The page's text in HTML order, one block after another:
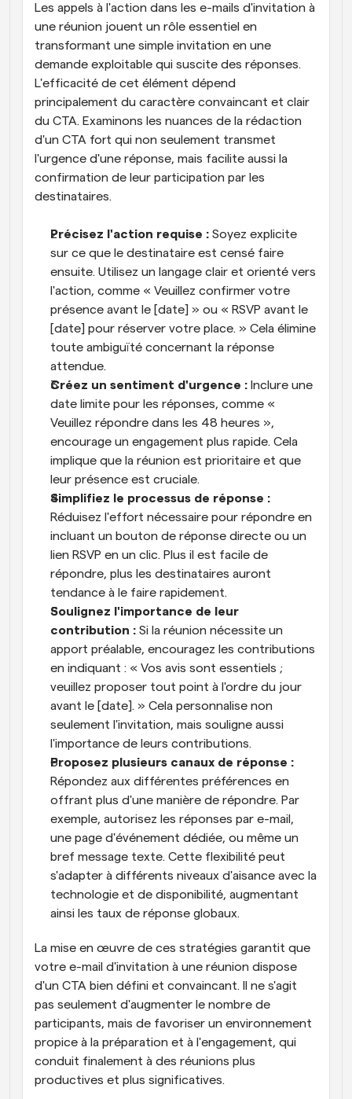
Les appels à l'action dans les e-mails d'invitation à
une réunion jouent un rôle essentiel en
transformant une simple invitation en une
demande exploitable qui suscite des réponses.
L'efficacité de cet élément dépend
principalement du caractère convaincant et clair
du CTA. Examinons les nuances de la rédaction
d'un CTA fort qui non seulement transmet
l'urgence d'une réponse, mais facilite aussi la
confirmation de leur participation par les
destinataires.
Précisez l'action requise : Soyez explicite
sur ce que le destinataire est censé faire
ensuite. Utilisez un langage clair et orienté vers
l'action, comme « Veuillez confirmer votre
présence avant le [date] » ou « RSVP avant le
[date] pour réserver votre place. » Cela élimine
toute ambiguïté concernant la réponse
attendue.
Créez un sentiment d'urgence : Inclure une
date limite pour les réponses, comme «
Veuillez répondre dans les 48 heures »,
encourage un engagement plus rapide. Cela
implique que la réunion est prioritaire et que
leur présence est cruciale.
Simplifiez le processus de réponse :
Réduisez l'effort nécessaire pour répondre en
incluant un bouton de réponse directe ou un
lien RSVP en un clic. Plus il est facile de
répondre, plus les destinataires auront
tendance à le faire rapidement.
Soulignez l'importance de leur
contribution : Si la réunion nécessite un
apport préalable, encouragez les contributions
en indiquant : « Vos avis sont essentiels ;
veuillez proposer tout point à l'ordre du jour
avant le [date]. » Cela personnalise non
seulement l'invitation, mais souligne aussi
l'importance de leurs contributions.
Proposez plusieurs canaux de réponse :
Répondez aux différentes préférences en
offrant plus d'une manière de répondre. Par
exemple, autorisez les réponses par e-mail,
une page d'événement dédiée, ou même un
bref message texte. Cette flexibilité peut
s'adapter à différents niveaux d'aisance avec la
technologie et de disponibilité, augmentant
ainsi les taux de réponse globaux.
La mise en œuvre de ces stratégies garantit que
votre e-mail d'invitation à une réunion dispose
d'un CTA bien défini et convaincant. Il ne s'agit
pas seulement d'augmenter le nombre de
participants, mais de favoriser un environnement
propice à la préparation et à l'engagement, qui
conduit finalement à des réunions plus
productives et plus significatives.